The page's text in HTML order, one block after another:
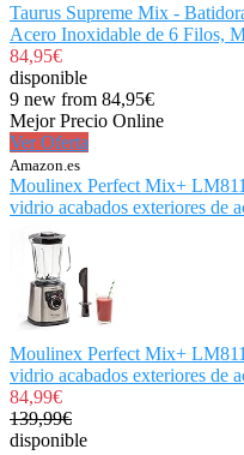
Taurus Supreme Mix -
Acero Inoxidable de 6 Filos,
84,95€
disponible
9 new from 84,95€
Mejor Precio Online
Ver Oferta
Amazon.es
Moulinex Perfect Mix+
vidrio acabados exteriores de
Moulinex Perfect Mix+
vidrio acabados exteriores de
84,99€
139,99€
disponible